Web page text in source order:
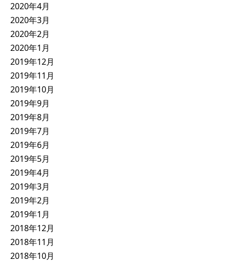
2020年4月
2020年3月
2020年2月
2020年1月
2019年12月
2019年11月
2019年10月
2019年9月
2019年8月
2019年7月
2019年6月
2019年5月
2019年4月
2019年3月
2019年2月
2019年1月
2018年12月
2018年11月
2018年10月